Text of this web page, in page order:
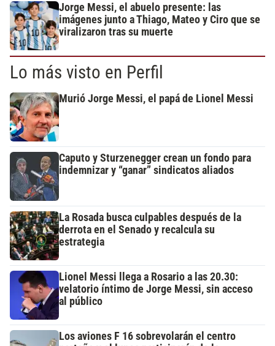
Jorge Messi, el abuelo presente: las
imágenes junto a Thiago, Mateo y Ciro que se
viralizaron tras su muerte
Lo más visto en Perfil
Murió Jorge Messi, el papá de Lionel Messi
Caputo y Sturzenegger crean un fondo para
indemnizar y “ganar” sindicatos aliados
La Rosada busca culpables después de la
derrota en el Senado y recalcula su
estrategia
Lionel Messi llega a Rosario a las 20.30:
velatorio íntimo de Jorge Messi, sin acceso
al público
Los aviones F 16 sobrevolarán el centro